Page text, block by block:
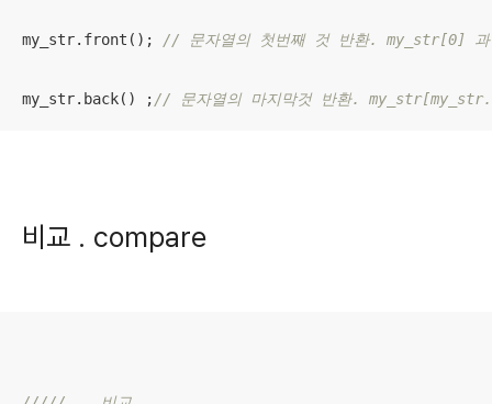
my_str.front(); // 문자열의 첫번째 것 반환. my_str[0]
my_str.back() ; // 문자열의 마지막것 반환.
비교 . compare